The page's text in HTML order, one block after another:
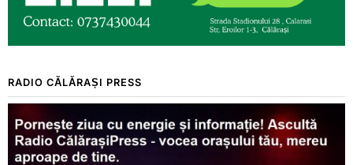
RADIO CĂLĂRAȘI PRESS